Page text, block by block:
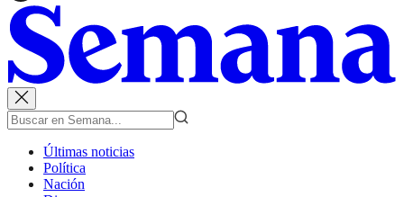
Últimas noticias
Política
Nación